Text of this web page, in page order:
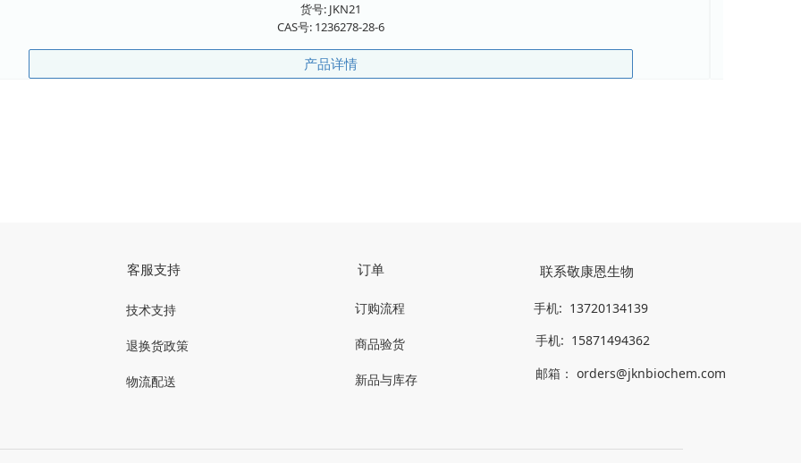
货号: JKN21
CAS号: 1236278-28-6
产品详情
客服支持 订单 联系敬康恩生物
技术支持
退换货政策
物流配送
订购流程
商品验货
新品与库存
手机: 13720134139
手机: 15871494362
邮箱：